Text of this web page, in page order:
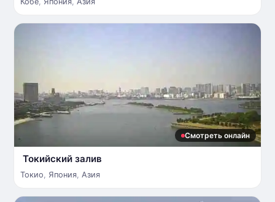
Смотреть онлайн
Токийский залив
Токио, Япония, Азия